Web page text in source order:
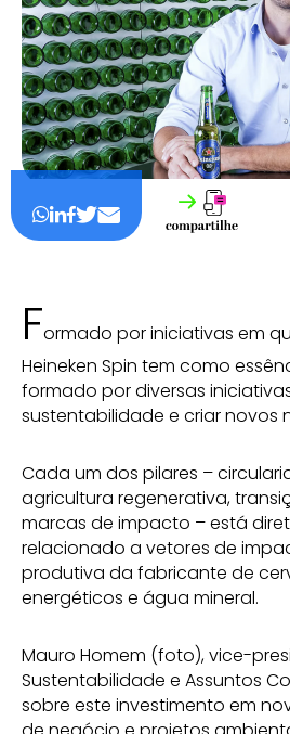
Formado por iniciativas em
Heineken Spin tem como
formado por diversas
sustentabilidade e criar novos
Cada um dos pilares –
agricultura regenerativa,
marcas de impacto – está
relacionado a vetores de
produtiva da fabricante de
energéticos e água mineral.
Mauro Homem (foto), vice-
Sustentabilidade e Assuntos
sobre este investimento em